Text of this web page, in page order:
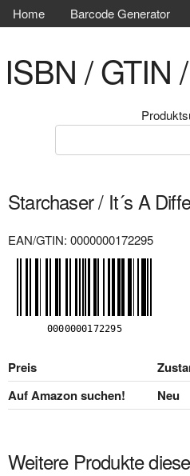
Home Barcode Generator
ISBN / GTIN
Starchaser / It´s A
EAN/GTIN: 0000000172295
Preis
Auf Amazon suchen!
Neu
Weitere Produkte